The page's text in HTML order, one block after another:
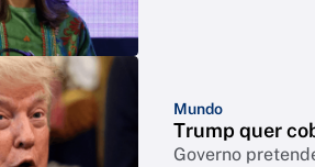
Mundo
Trump quer
Governo